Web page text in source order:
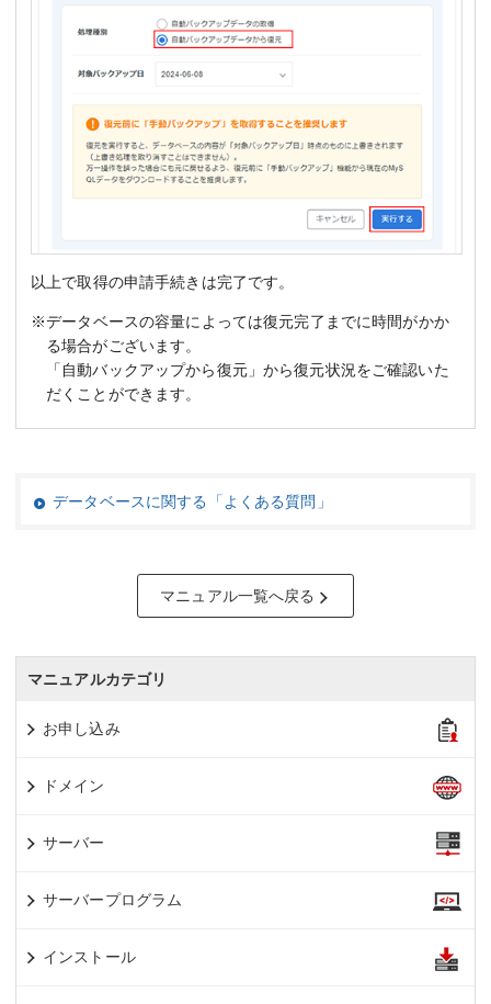
以上で取得の申請手続きは完了です。
※データベースの容量によっては復元完了までに時間がかか
る場合がございます。
「自動バックアップから復元」から復元状況をご確認いた
だくことができます。
データベースに関する「よくある質問」
マニュアル一覧へ戻る
マニュアルカテゴリ
お申し込み
ドメイン
サーバー
サーバープログラム
インストール